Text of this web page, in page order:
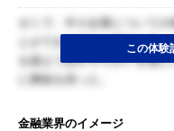
ゼミで、中小企業について
とができる銀行に興味を持
を据えて話すやりがいを感
に興味を持った。
この体験
金融業界のイメージ